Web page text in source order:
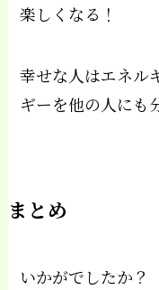
楽しくなる！
幸せな人はエネル
ギーを他の人にも
まとめ
いかがでしたか？